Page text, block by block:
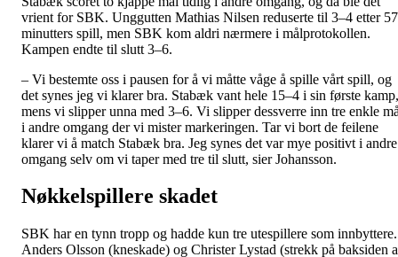
vrient for SBK. Unggutten Mathias Nilsen reduserte til 3–4 etter 57
minutters spill, men SBK kom aldri nærmere i målprotokollen.
Kampen endte til slutt 3–6.
– Vi bestemte oss i pausen for å vi måtte våge å spille vårt spill, og
det synes jeg vi klarer bra. Stabæk vant hele 15–4 i sin første kamp,
mens vi slipper unna med 3–6. Vi slipper dessverre inn tre enkle
i andre omgang der vi mister markeringen. Tar vi bort de feilene
klarer vi å match Stabæk bra. Jeg synes det var mye positivt i andre
omgang selv om vi taper med tre til slutt, sier Johansson.
Nøkkelspillere skadet
SBK har en tynn tropp og hadde kun tre utespillere som innbyttere.
Anders Olsson (kneskade) og Christer Lystad (strekk på baksiden